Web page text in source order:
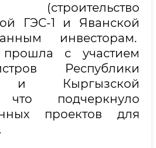
ГЭС-1 и Яванской
инвесторам.
прошла с участием
Республики
и Кыргызской
что подчеркнуло
проектов для